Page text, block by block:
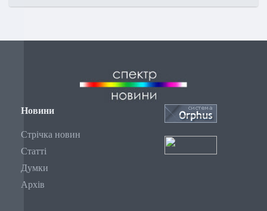
Новини
Стрічка новин
Статті
Думки
Архів